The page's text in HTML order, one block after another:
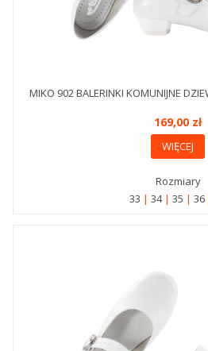
MIKO 902 BALERINKI KOMUNIJNE
169,00 zł
WIĘCEJ
Rozmiary
33
34 35 36